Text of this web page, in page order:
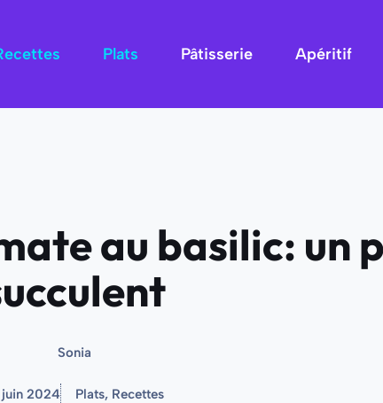
Plats Pâtisserie Apéritif
au basilic: un
Sonia
juin 2024 Plats, Recettes